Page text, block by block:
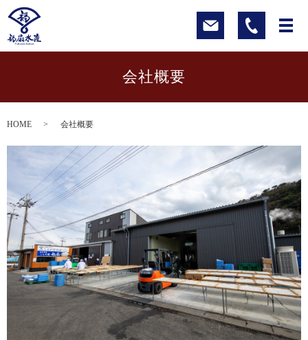
会社概要
HOME 会社概要